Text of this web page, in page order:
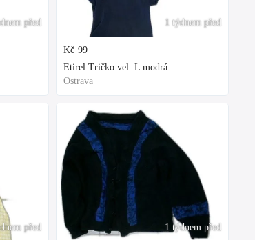
před
před
1 týdnem před
Kč 99
Etirel Tričko vel. L modrá
Ostrava
1 týdnem před